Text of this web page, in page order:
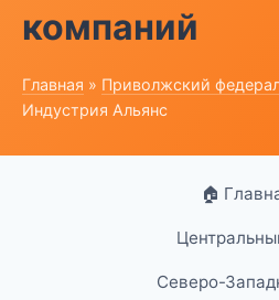
компаний
Главная » Приволжский
Индустрия Альянс
🏠
Северо-